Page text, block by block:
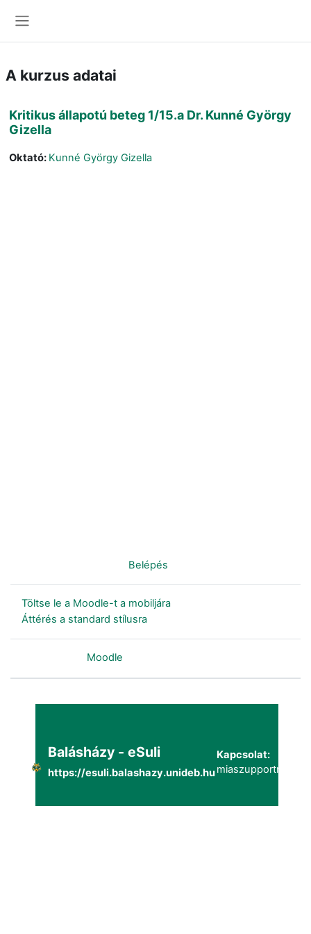
A kurzus adatai
Kritikus állapotú beteg 1/15.a Dr. Kunné György
Gizella
Oktató: Kunné György Gizella
Belépés
Töltse le a Moodle-t a mobiljára
Áttérés a standard stílusra
Moodle
Balásházy - eSuli
https://esuli.balashazy.unideb.hu
Kapcsolat: